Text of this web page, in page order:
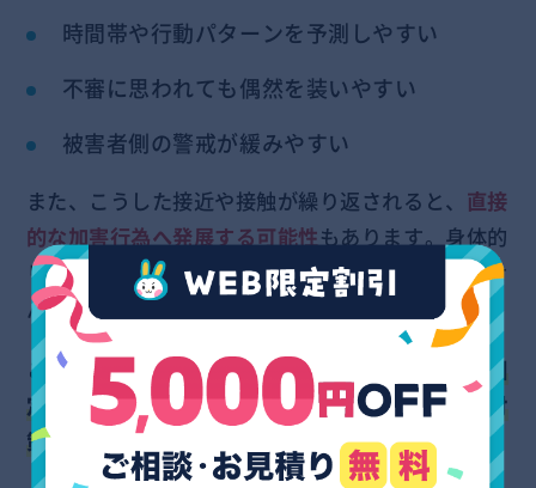
時間帯や行動パターンを予測しやすい
不審に思われても偶然を装いやすい
被害者側の警戒が緩みやすい
また、こうした接近や接触が繰り返されると、 直接
的な加害行為へ発展する可能性もあります。身体的
リスクを伴う接触へ発展する可能性も否定できませ
ん。
このため、ゴミ出しにおいては、
行動パターンが固
定化しない工夫や、第三者の目を置くなどの防犯対
策が重要
になります。